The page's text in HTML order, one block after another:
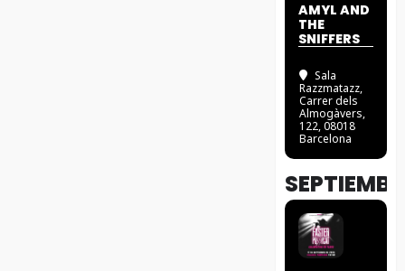
AMYL AND
THE
SNIFFERS
Sala
Razzmatazz,
Carrer dels
Almogàvers,
122, 08018
Barcelona